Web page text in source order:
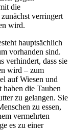
die
verringert
wird.
hauptsächlich
vorhanden sind.
verhindert, dass sie
wird – zum
auf Wiesen und
die Tauben
zu gelangen. Sie
zu essen,
vermehrten
es zu einer